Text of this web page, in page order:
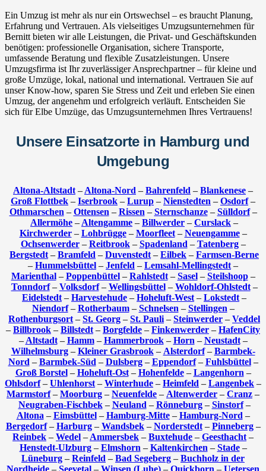
Ein Umzug ist mehr als nur ein Ortswechsel – es braucht Planung,
Erfahrung und Vertrauen. Als vielseitiges Umzugsunternehmen für
Bernitt bieten wir alle Leistungen, die Privat- und Geschäftskunden
benötigen: professionelle Organisation, sichere Transporte,
umfassende Beratung und flexible Zusatzleistungen. Unsere
Umzugsfirma ist Ihr zuverlässiger Ansprechpartner – für kleine und
große Umzüge, lokal, national und international. Vertrauen Sie auf
unser Know-how, sparen Sie Stress und Zeit und erleben Sie einen
Umzug, der angenehm und erfolgreich verläuft. Entscheiden Sie
sich für Elbe Umzüge, das Umzugsunternehmen Ihres Vertrauens!
Unsere Einsatzorte in Hamburg und
Umgebung
Altona-Altstadt – Altona-Nord – Bahrenfeld – Blankenese –
Groß Flottbek – Iserbrook – Lurup – Nienstedten – Osdorf–
Othmarschen – Ottensen – Rissen – Sternschanze– Sülldorf–
Allermöhe – Altengamme – Billwerder – Curslack –
Kirchwerder– Lohbrügge– Moorfleet– Neuengamme–
Ochsenwerder– Reitbrook– Spadenland – Tatenberg–
Bergstedt – Bramfeld – Duvenstedt – Eilbek – Farmsen-Berne
– Hummelsbüttel – Jenfeld – Lemsahl-Mellingstedt –
Marienthal– Poppenbüttel– Rahlstedt– Sasel– Steilshoop–
Tonndorf– Volksdorf– Wellingsbüttel– Wohldorf-Ohlstedt–
Eidelstedt – Harvestehude – Hoheluft-West – Lokstedt –
Niendorf– Rotherbaum– Schnelsen – Stellingen –
Rothenburgsort – St. Georg – St. Pauli – Steinwerder – Veddel
– Billbrook – Billstedt – Borgfelde – Finkenwerder – HafenCity
– Altstadt– Hamm– Hammerbrook– Horn – Neustadt–
Wilhelmsburg– Kleiner Grasbrook– Alsterdorf– Barmbek-
Nord – Barmbek-Süd – Dulsberg– Eppendorf– Fuhlsbüttel–
Groß Borstel– Hoheluft-Ost– Hohenfelde– Langenhorn –
Ohlsdorf– Uhlenhorst – Winterhude – Heimfeld – Langenbek –
Marmstorf– Moorburg – Neuenfelde – Altenwerder – Cranz –
Neugraben-Fischbek– Neuland – Rönneburg– Sinstorf–
Altona – Eimsbüttel– Hamburg-Mitte– Hamburg-Nord –
Bergedorf– Harburg– Wandsbek– Norderstedt– Pinneberg–
Reinbek – Wedel – Ammersbek – Buxtehude – Geesthacht –
Henstedt-Ulzburg– Elmshorn – Kaltenkirchen – Stade–
Lüneburg – Reinfeld – Bad Segeberg – Buchholz in der
Nordheide – Seevetal – Winsen (Luhe) – Quickborn – Uetersen